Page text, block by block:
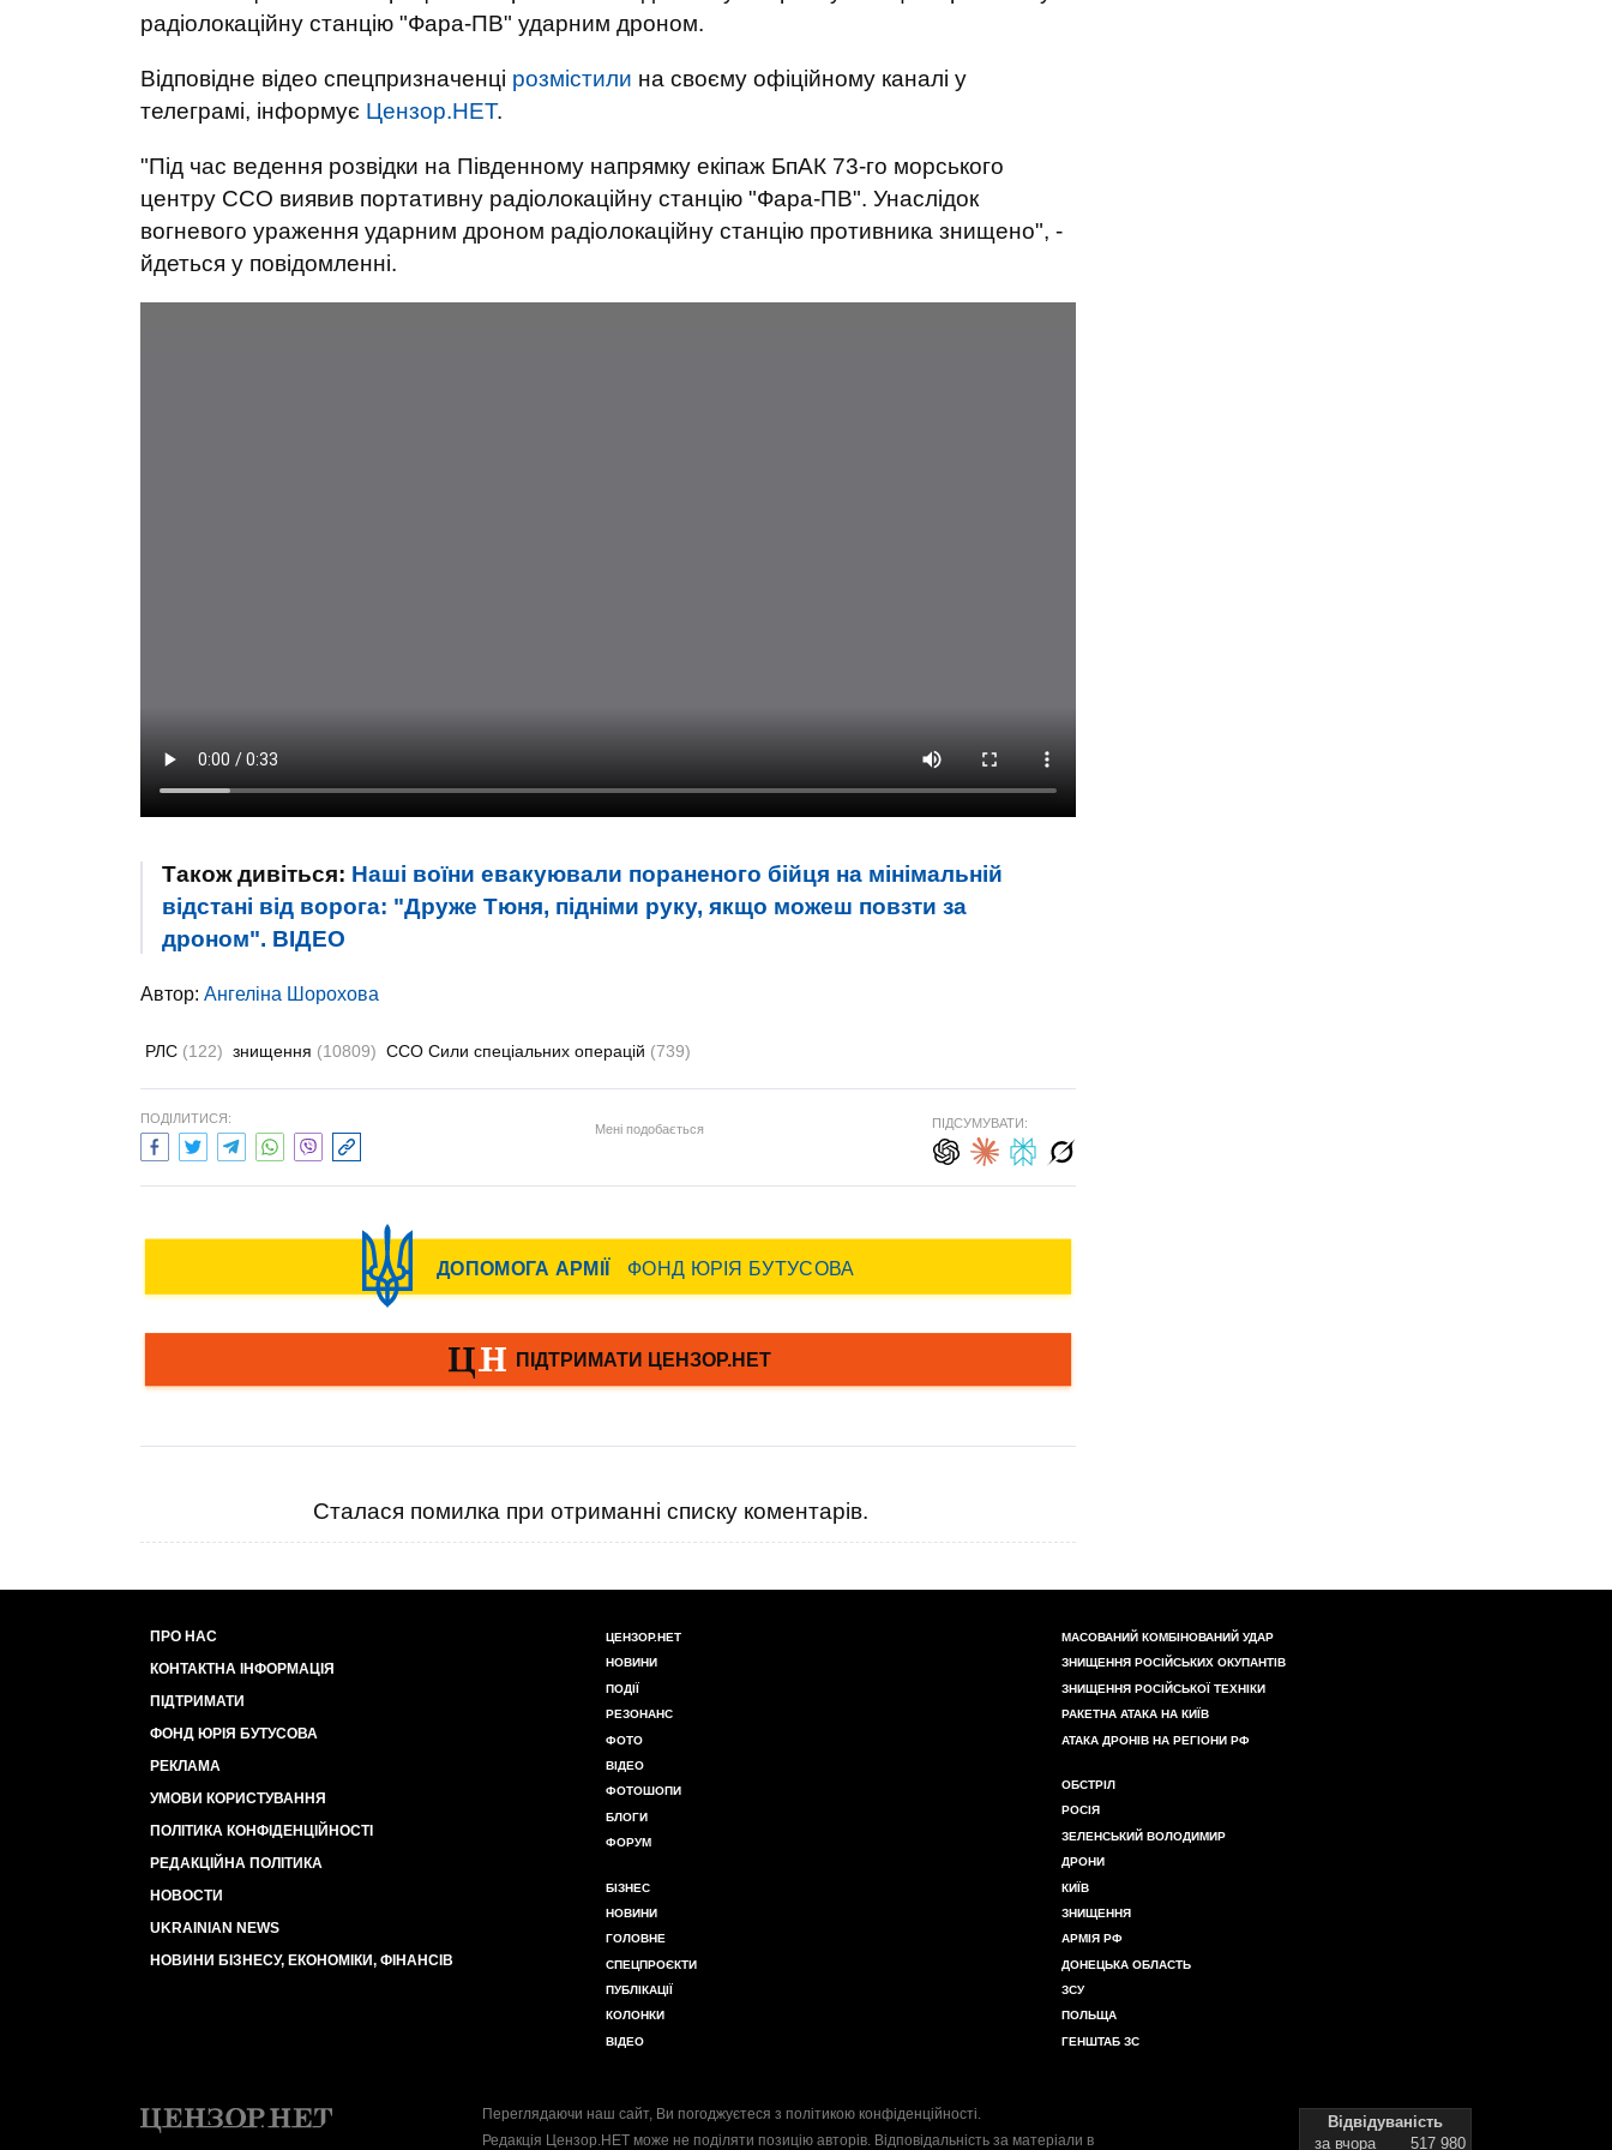
радіолокаційну станцію "Фара-ПВ" ударним дроном.
Відповідне відео спецпризначенці розмістили на своєму офіційному каналі у
телеграмі, інформує Цензор.НЕТ.
"Під час ведення розвідки на Південному напрямку екіпаж БпАК 73-го морського
центру ССО виявив портативну радіолокаційну станцію "Фара-ПВ". Унаслідок
вогневого ураження ударним дроном радіолокаційну станцію противника знищено", -
йдеться у повідомленні.
Також дивіться: Наші воїни евакуювали пораненого бійця на мінімальній
відстані від ворога: "Друже Тюня, підніми руку, якщо можеш повзти за
дроном". ВIДЕО
Автор: Ангеліна Шорохова
РЛС (122) знищення (10809) ССО Сили спеціальних операцій (739)
ПОДІЛИТИСЯ:
Мені подобається ПІДСУМУВАТИ:
Сталася помилка при отриманні списку коментарів.
ПРО НАС
КОНТАКТНА ІНФОРМАЦІЯ
ПІДТРИМАТИ
ФОНД ЮРІЯ БУТУСОВА
РЕКЛАМА
УМОВИ КОРИСТУВАННЯ
ПОЛІТИКА КОНФІДЕНЦІЙНОСТІ
РЕДАКЦІЙНА ПОЛІТИКА
НОВОСТИ
UKRAINIAN NEWS
НОВИНИ БІЗНЕСУ, ЕКОНОМІКИ, ФІНАНСІВ
ЦЕНЗОР.НЕТ
НОВИНИ
ПОДІЇ
РЕЗОНАНС
ФОТО
ВІДЕО
ФОТОШОПИ
БЛОГИ
ФОРУМ
БІЗНЕС
НОВИНИ
ГОЛОВНЕ
СПЕЦПРОЄКТИ
ПУБЛІКАЦІЇ
КОЛОНКИ
ВІДЕО
МАСОВАНИЙ КОМБІНОВАНИЙ УДАР
ЗНИЩЕННЯ РОСІЙСЬКИХ ОКУПАНТІВ
ЗНИЩЕННЯ РОСІЙСЬКОЇ ТЕХНІКИ
РАКЕТНА АТАКА НА КИЇВ
АТАКА ДРОНІВ НА РЕГІОНИ РФ
ОБСТРІЛ
РОСІЯ
ЗЕЛЕНСЬКИЙ ВОЛОДИМИР
ДРОНИ
КИЇВ
ЗНИЩЕННЯ
АРМІЯ РФ
ДОНЕЦЬКА ОБЛАСТЬ
ЗСУ
ПОЛЬЩА
ГЕНШТАБ ЗС
Переглядаючи наш сайт, Ви погоджуєтеся з політикою конфіденційності.
Редакція Цензор.НЕТ може не поділяти позицію авторів. Відповідальність за матеріали в
Відвідуваність
за вчора
517 980